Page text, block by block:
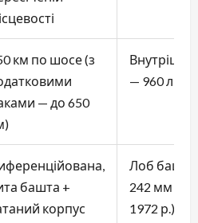
км по шосе (з
— до 650
Внутрішні
— 960 л
башта +
корпус
Лоб
242 мм
1972 р.)